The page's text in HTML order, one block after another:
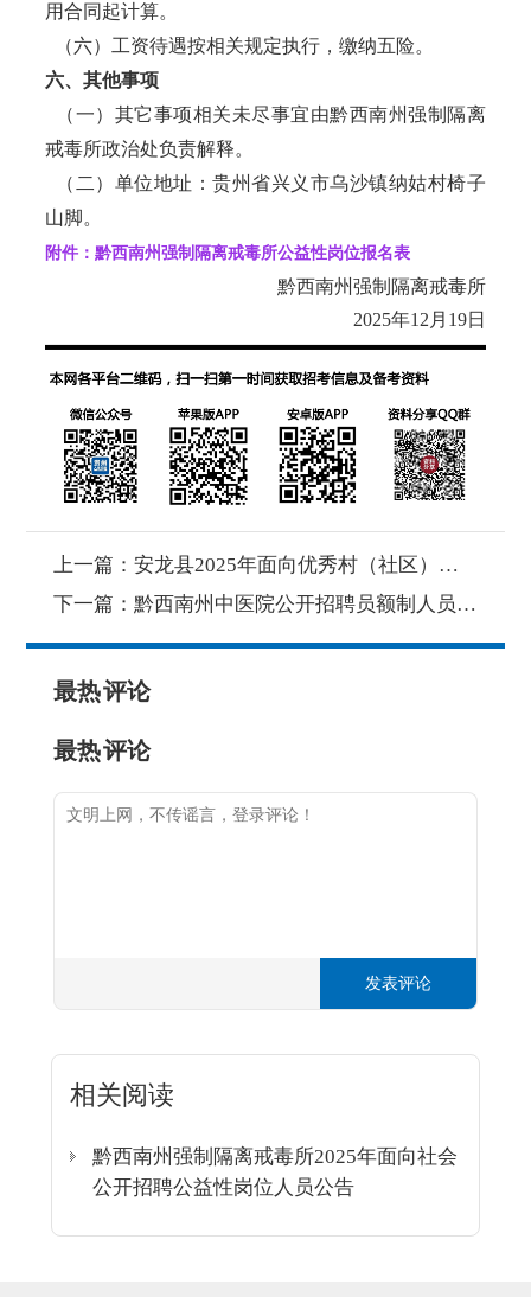
用合同起计算。
（六）工资待遇按相关规定执行，缴纳五险。
六、其他事项
（一）其它事项相关未尽事宜由黔西南州强制隔离
戒毒所政治处负责解释。
（二）单位地址：贵州省兴义市乌沙镇纳姑村椅子
山脚。
附件：黔西南州强制隔离戒毒所公益性岗位报名表
黔西南州强制隔离戒毒所
2025年12月19日
上一篇： 安龙县2025年面向优秀村（社区）干部专项招聘乡镇（街道）事业单位工作人员体检人员情况公示
下一篇： 黔西南州中医院公开招聘员额制人员公告
最热评论
最热评论
发表评论
相关阅读
黔西南州强制隔离戒毒所2025年面向社会
公开招聘公益性岗位人员公告